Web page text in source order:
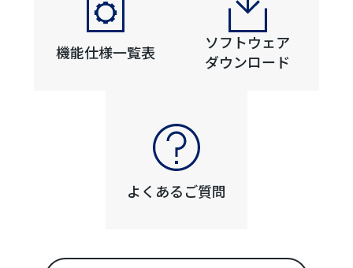
機能仕様一覧表
ソフトウェア
ダウンロード
よくあるご質問